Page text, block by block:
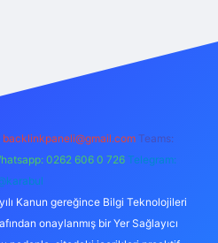
backlinkpaneli@gmail.com Teams:
0262 606 0 726 Telegram:
Kanun gereğince Bilgi Teknolojileri
onaylanmış bir Yer Sağlayıcı